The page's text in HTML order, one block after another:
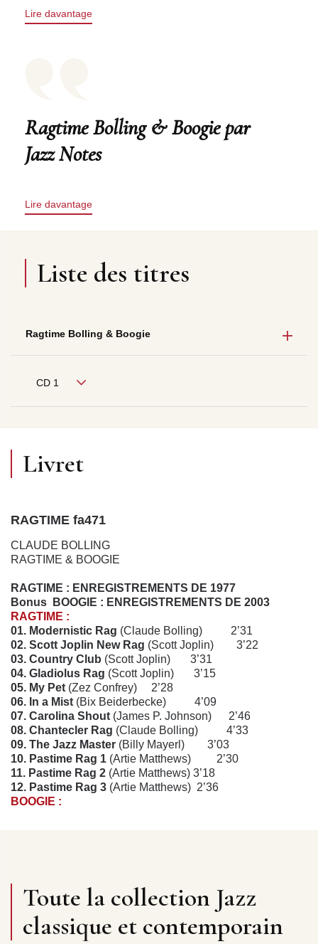
Lire davantage
Ragtime Bolling & Boogie par
Jazz Notes
Lire davantage
Liste des titres
Ragtime Bolling & Boogie
CD 1
Livret
RAGTIME fa471
CLAUDE BOLLING
RAGTIME & BOOGIE
RAGTIME : ENREGISTREMENTS DE 1977
Bonus BOOGIE : ENREGISTREMENTS DE 2003
RAGTIME :
01. Modernistic Rag (Claude Bolling) 2’31
02. Scott Joplin New Rag (Scott Joplin) 3’22
03. Country Club (Scott Joplin) 3’31
04. Gladiolus Rag (Scott Joplin) 3’15
05. My Pet (Zez Confrey) 2’28
06. In a Mist (Bix Beiderbecke) 4’09
07. Carolina Shout (James P. Johnson) 2’46
08. Chantecler Rag (Claude Bolling) 4’33
09. The Jazz Master (Billy Mayerl) 3’03
10. Pastime Rag 1 (Artie Matthews) 2’30
11. Pastime Rag 2 (Artie Matthews) 3’18
12. Pastime Rag 3 (Artie Matthews) 2’36
BOOGIE :
5’06
18. The Daylight delight Boogie(Claude Bolling)
19. S.F.P. Boogie(Claude Bolling) 4’05
Toute la collection Jazz
classique et contemporain